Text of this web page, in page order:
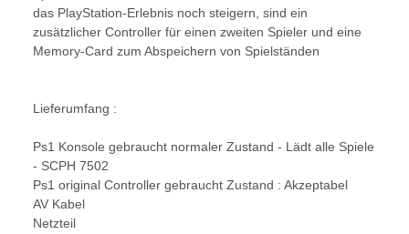
das PlayStation-Erlebnis noch steigern, sind ein
zusätzlicher Controller für einen zweiten Spieler und eine
Memory-Card zum Abspeichern von Spielständen
Lieferumfang :
Ps1 Konsole gebraucht normaler Zustand - Lädt alle Spiele
- SCPH 7502
Ps1 original Controller gebraucht Zustand : Akzeptabel
AV Kabel
Netzteil